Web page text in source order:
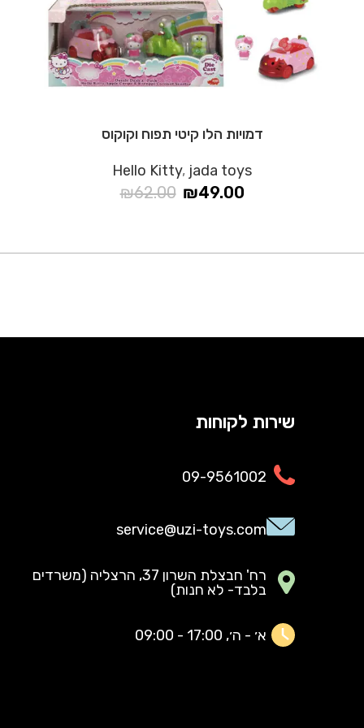
דמויות הלו קיטי תפוח וקוקוס
Hello Kitty, jada toys
₪62.00 ₪49.00
שירות לקוחות
09-9561002
service@uzi-toys.com
רח' חבצלת השרון 37, הרצליה (משרדים
בלבד- לא חנות)
א׳ - ה׳, 17:00 - 09:00